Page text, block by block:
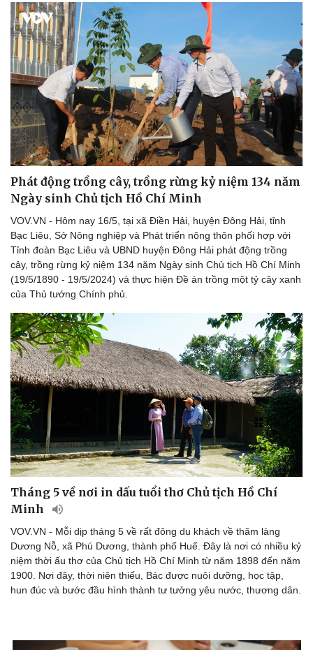
Phát động trồng cây, trồng rừng kỷ niệm 134 năm
Ngày sinh Chủ tịch Hồ Chí Minh
VOV.VN - Hôm nay 16/5, tại xã Điền Hải, huyện Đông Hải, tỉnh
Bạc Liêu, Sở Nông nghiệp và Phát triển nông thôn phối hợp với
Tỉnh đoàn Bạc Liêu và UBND huyện Đông Hải phát động trồng
cây, trồng rừng kỷ niệm 134 năm Ngày sinh Chủ tịch Hồ Chí Minh
(19/5/1890 - 19/5/2024) và thực hiện Đề án trồng một tỷ cây xanh
của Thủ tướng Chính phủ.
Tháng 5 về nơi in dấu tuổi thơ Chủ tịch Hồ Chí
Minh
VOV.VN - Mỗi dịp tháng 5 về rất đông du khách về thăm làng
Dương Nỗ, xã Phú Dương, thành phố Huế. Đây là nơi có nhiều kỷ
niệm thời ấu thơ của Chủ tịch Hồ Chí Minh từ năm 1898 đến năm
1900. Nơi đây, thời niên thiếu, Bác được nuôi dưỡng, học tập,
hun đúc và bước đầu hình thành tư tưởng yêu nước, thương dân.